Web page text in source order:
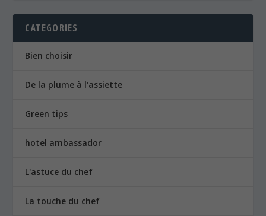
CATEGORIES
Bien choisir
De la plume à l'assiette
Green tips
hotel ambassador
L'astuce du chef
La touche du chef